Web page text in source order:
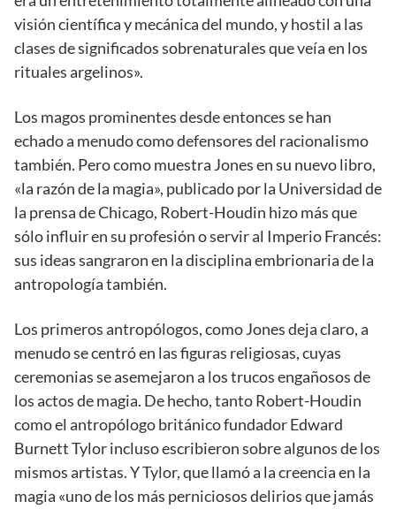
visión científica y mecánica del mundo, y hostil a las
clases de significados sobrenaturales que veía en los
rituales argelinos».
Los magos prominentes desde entonces se han
echado a menudo como defensores del racionalismo
también. Pero como muestra Jones en su nuevo libro,
«la razón de la magia», publicado por la Universidad de
la prensa de Chicago, Robert-Houdin hizo más que
sólo influir en su profesión o servir al Imperio Francés:
sus ideas sangraron en la disciplina embrionaria de la
antropología también.
Los primeros antropólogos, como Jones deja claro, a
menudo se centró en las figuras religiosas, cuyas
ceremonias se asemejaron a los trucos engañosos de
los actos de magia. De hecho, tanto Robert-Houdin
como el antropólogo británico fundador Edward
Burnett Tylor incluso escribieron sobre algunos de los
mismos artistas. Y Tylor, que llamó a la creencia en la
magia «uno de los más perniciosos delirios que jamás